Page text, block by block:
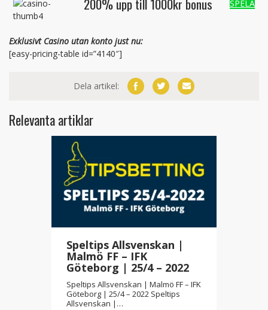
200% upp till 1000kr bonus SPELA
Exklusivt Casino utan konto just nu:
[easy-pricing-table id=”4140″]
Dela artikel:
Relevanta artiklar
Speltips Allsvenskan |
Malmö FF – IFK
Göteborg | 25/4 – 2022
Speltips Allsvenskan | Malmö FF – IFK
Göteborg | 25/4 – 2022 Speltips
Allsvenskan |…